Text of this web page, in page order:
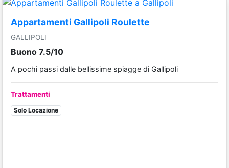
Appartamenti Gallipoli Roulette
GALLIPOLI
Buono 7.5/10
A pochi passi dalle bellissime spiagge di Gallipoli
Trattamenti
Solo Locazione